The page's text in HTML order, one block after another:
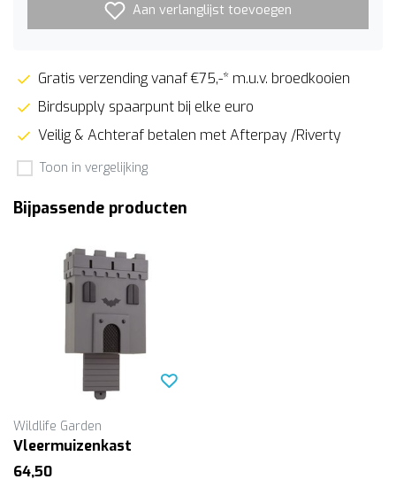
Aan verlanglijst toevoegen
Gratis verzending vanaf €75,-* m.u.v. broedkooien
Birdsupply spaarpunt bij elke euro
Veilig & Achteraf betalen met Afterpay /Riverty
Toon in vergelijking
Bijpassende producten
Wildlife Garden
Vleermuizenkast
64,50